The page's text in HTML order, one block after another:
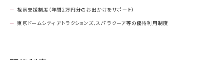
視察支援制度（年間2万円分のお出かけをサポート）
東京ドームシティ アトラクションズ、スパ ラクーア等の優待利用制度